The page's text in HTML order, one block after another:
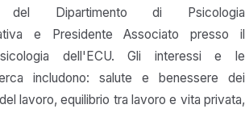
Dipartimento di Psicologia
e Presidente Associato presso il
dell'ECU. Gli interessi e le
includono: salute e benessere dei
lavoro, equilibrio tra lavoro e vita privata,